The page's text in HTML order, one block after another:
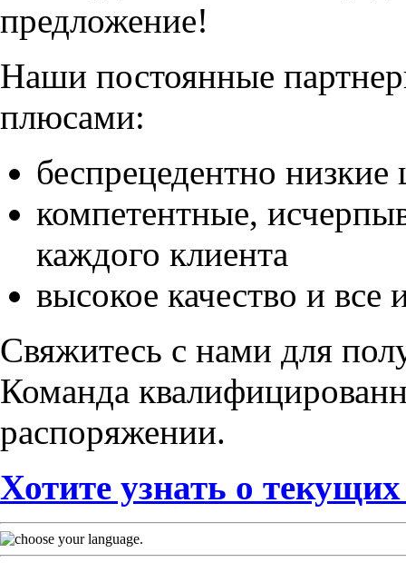
предложение!
Наши постоянные
плюсами:
беспрецедентно низкие
компетентные,
каждого клиента
высокое качество и все
Свяжитесь с нами для
Команда
распоряжении.
Хотите узнать о